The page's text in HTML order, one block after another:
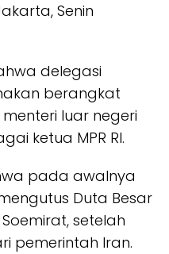
Senin
delegasi
berangkat
luar negeri
ketua MPR RI.
pada awalnya
Duta Besar
setelah
pemerintah Iran.